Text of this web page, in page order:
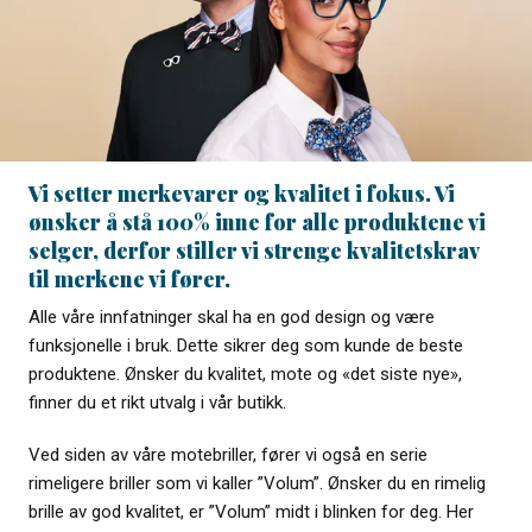
Vi setter merkevarer og kvalitet i fokus. Vi
ønsker å stå 100% inne for alle produktene vi
selger, derfor stiller vi strenge kvalitetskrav
til merkene vi fører.
Alle våre innfatninger skal ha en god design og være
funksjonelle i bruk. Dette sikrer deg som kunde de beste
produktene. Ønsker du kvalitet, mote og «det siste nye»,
finner du et rikt utvalg i vår butikk.
Ved siden av våre motebriller, fører vi også en serie
rimeligere briller som vi kaller ”Volum”. Ønsker du en rimelig
brille av god kvalitet, er ”Volum” midt i blinken for deg. Her